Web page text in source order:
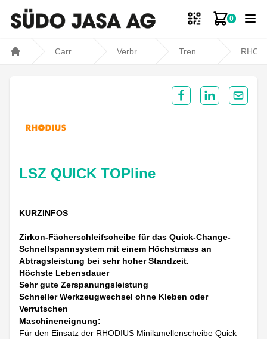
0
Zum
LSZ QUICK TOPline
KURZINFOS
Zirkon-Fächerschleifscheibe für das Quick-Change-
Schnellspannsystem mit einem Höchstmass an
Abtragsleistung bei sehr hoher Standzeit.
Höchste Lebensdauer
Sehr gute Zerspanungsleistung
Schneller Werkzeugwechsel ohne Kleben oder
Verrutschen
Maschineneignung:
Für den Einsatz der RHODIUS Minilamellenscheibe Quick
Share on Facebook
Share onShare